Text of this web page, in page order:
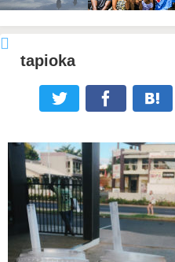
tapioka